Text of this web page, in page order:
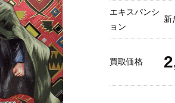
エキスパンシ
ョン
新
買取価格